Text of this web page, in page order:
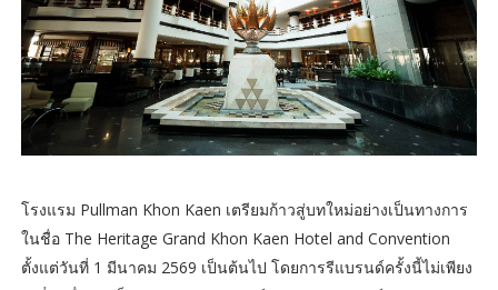
โรงแรม Pullman Khon Kaen เตรียมก้าวสู่บทใหม่อย่างเป็นทางการ
ในชื่อ The Heritage Grand Khon Kaen Hotel and Convention
ตั้งแต่วันที่ 1 มีนาคม 2569 เป็นต้นไป โดยการรีแบรนด์ครั้งนี้ไม่เพียง